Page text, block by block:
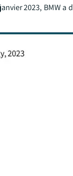
2023, BMW a